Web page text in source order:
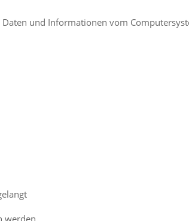
und Informationen vom
werden